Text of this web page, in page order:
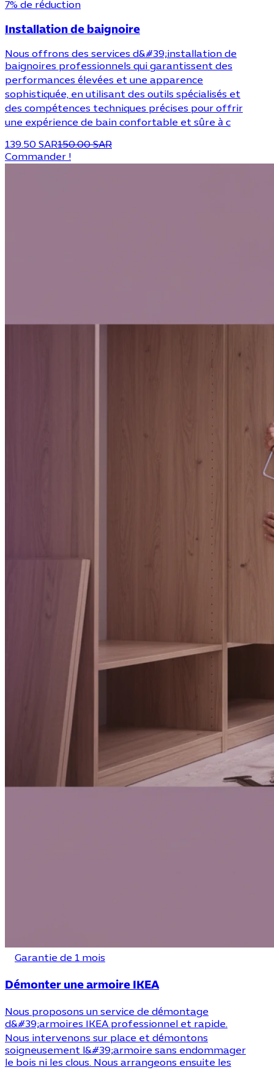
7% de réduction
Installation de baignoire
Nous offrons des services d&#39;installation de
baignoires professionnels qui garantissent des
performances élevées et une apparence
sophistiquée, en utilisant des outils spécialisés et
des compétences techniques précises pour offrir
une expérience de bain confortable et sûre à c
139.50 SAR150.00 SAR
Commander !
Garantie de 1 mois
Démonter une armoire IKEA
Nous proposons un service de démontage
d&#39;armoires IKEA professionnel et rapide.
Nous intervenons sur place et démontons
soigneusement l&#39;armoire sans endommager
le bois ni les clous. Nous arrangeons ensuite les